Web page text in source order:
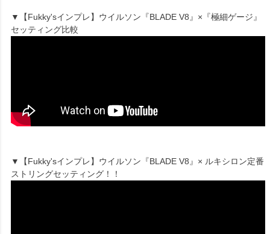
▼【Fukky'sインプレ】ウイルソン『BLADE V8』×『極細ゲージ』
セッティング比較
▼【Fukky'sインプレ】ウイルソン『BLADE V8』× ルキシロン定番
ストリングセッティング！！